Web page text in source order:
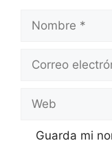
electrónico
Guarda mi